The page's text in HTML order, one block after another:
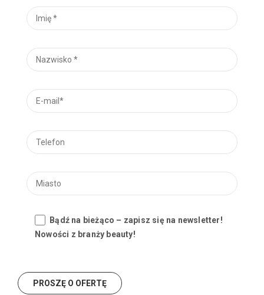
Bądź na bieżąco – zapisz się na newsletter!
Nowości z branży beauty!